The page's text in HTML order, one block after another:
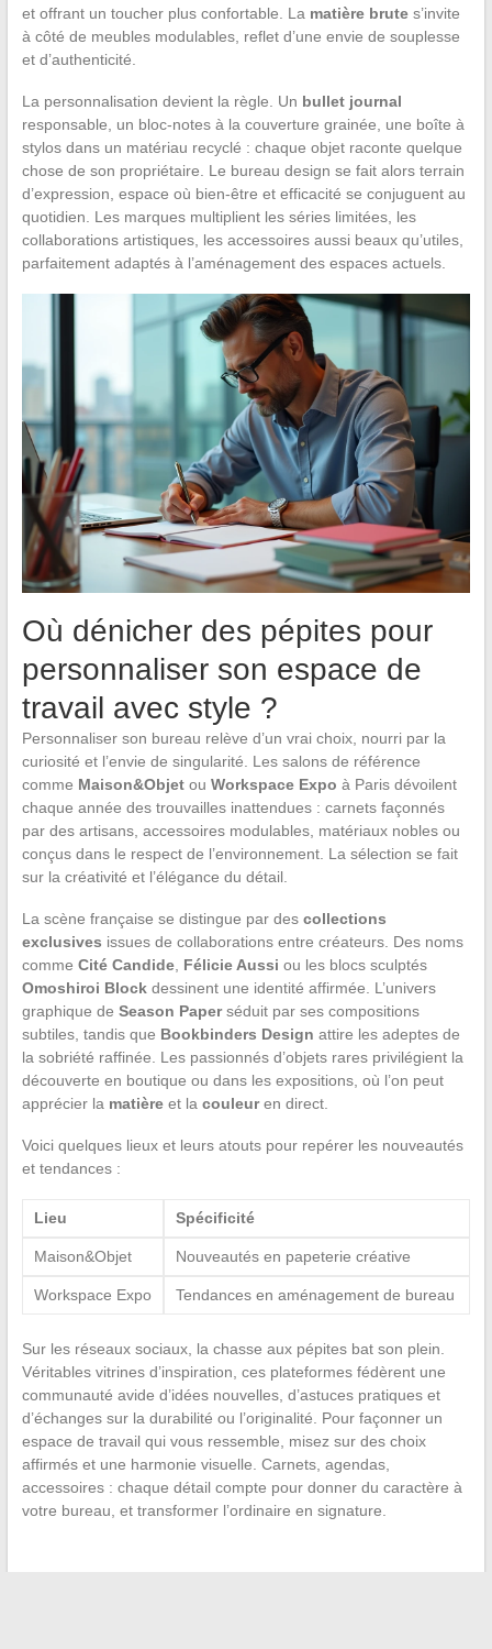
et offrant un toucher plus confortable. La matière brutes’invite
à côté de meubles modulables, reflet d’une envie de souplesse
et d’authenticité.
La personnalisation devient la règle. Un bullet journal
responsable, un bloc-notes à la couverture grainée, une boîte à
stylos dans un matériau recyclé : chaque objet raconte quelque
chose de son propriétaire. Le bureau design se fait alors terrain
d’expression, espace où bien-être et efficacité se conjuguent au
quotidien. Les marques multiplient les séries limitées, les
collaborations artistiques, les accessoires aussi beaux qu’utiles,
parfaitement adaptés à l’aménagement des espaces actuels.
Où dénicher des pépites pour
personnaliser son espace de
travail avec style ?
Personnaliser son bureau relève d’un vrai choix, nourri par la
curiosité et l’envie de singularité. Les salons de référence
comme Maison&Objetou Workspace Expo à Paris dévoilent
chaque année des trouvailles inattendues : carnets façonnés
par des artisans, accessoires modulables, matériaux nobles ou
conçus dans le respect de l’environnement. La sélection se fait
sur la créativité et l’élégance du détail.
La scène française se distingue par des collections
exclusives issues de collaborations entre créateurs. Des noms
comme Cité Candide, Félicie Aussi ou les blocs sculptés
Omoshiroi Blockdessinent une identité affirmée. L’univers
graphique de Season Paperséduit par ses compositions
subtiles, tandis que Bookbinders Design attire les adeptes de
la sobriété raffinée. Les passionnés d’objets rares privilégient la
découverte en boutique ou dans les expositions, où l’on peut
apprécier la matièreet la couleuren direct.
Voici quelques lieux et leurs atouts pour repérer les nouveautés
et tendances :
Lieu Spécificité
Maison&Objet Nouveautés en papeterie créative
Workspace Expo Tendances en aménagement de bureau
Sur les réseaux sociaux, la chasse aux pépites bat son plein.
Véritables vitrines d’inspiration, ces plateformes fédèrent une
communauté avide d’idées nouvelles, d’astuces pratiques et
d’échanges sur la durabilité ou l’originalité. Pour façonner un
espace de travail qui vous ressemble, misez sur des choix
affirmés et une harmonie visuelle. Carnets, agendas,
accessoires : chaque détail compte pour donner du caractère à
votre bureau, et transformer l’ordinaire en signature.